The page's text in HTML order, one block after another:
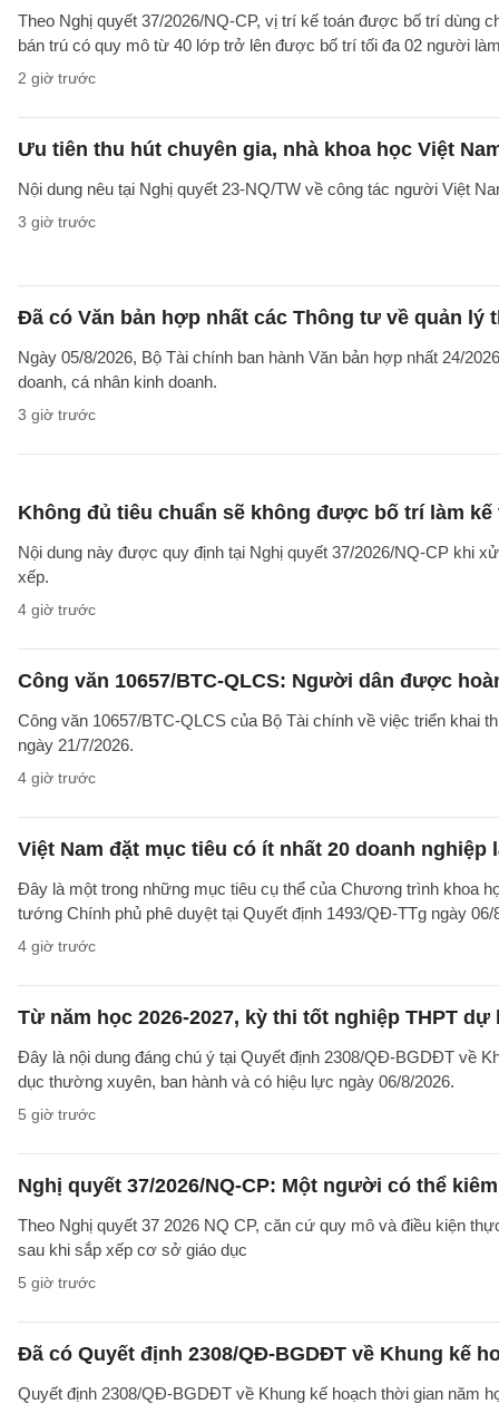
Theo Nghị quyết 37/2026/NQ-CP, vị trí kế toán được bố trí dùng
bán trú có quy mô từ 40 lớp trở lên được bố trí tối đa 02 người
2 giờ trước
Ưu tiên thu hút chuyên gia, nhà khoa học Việt
Nội dung nêu tại Nghị quyết 23-NQ/TW về công tác người Việt
3 giờ trước
Đã có Văn bản hợp nhất các Thông tư về quản lý
Ngày 05/8/2026, Bộ Tài chính ban hành Văn bản hợp nhất 24/
doanh, cá nhân kinh doanh.
3 giờ trước
Không đủ tiêu chuẩn sẽ không được bố trí làm
Nội dung này được quy định tại Nghị quyết 37/2026/NQ-CP khi
xếp.
4 giờ trước
Công văn 10657/BTC-QLCS: Người dân được
Công văn 10657/BTC-QLCS của Bộ Tài chính về việc triển khai
ngày 21/7/2026.
4 giờ trước
Việt Nam đặt mục tiêu có ít nhất 20 doanh
Đây là một trong những mục tiêu cụ thể của Chương trình khoa
tướng Chính phủ phê duyệt tại Quyết định 1493/QĐ-TTg ngày
4 giờ trước
Từ năm học 2026-2027, kỳ thi tốt nghiệp THPT
Đây là nội dung đáng chú ý tại Quyết định 2308/QĐ-BGDĐT về
dục thường xuyên, ban hành và có hiệu lực ngày 06/8/2026.
5 giờ trước
Nghị quyết 37/2026/NQ-CP: Một người có thể
Theo Nghị quyết 37 2026 NQ CP, căn cứ quy mô và điều kiện
sau khi sắp xếp cơ sở giáo dục
5 giờ trước
Đã có Quyết định 2308/QĐ-BGDĐT về Khung kế
Quyết định 2308/QĐ-BGDĐT về Khung kế hoạch thời gian năm